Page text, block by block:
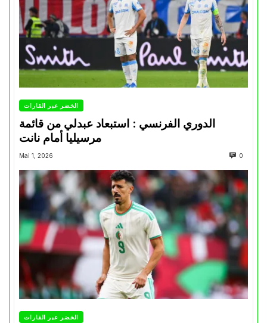
الخضر عبر القارات
الدوري الفرنسي : استبعاد عبدلي من قائمة
مرسيليا أمام نانت
Mai 1, 2026 0
الخضر عبر القارات